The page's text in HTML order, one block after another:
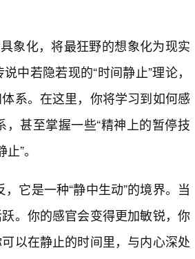
象化，将最狂野的想象化为现实
中若隐若现的“时间静止”理论，
系。在这里，你将学习到如何感
甚至掌握一些“精神上的暂停技
”。
它是一种“静中生动”的境界。当
。你的感官会变得更加敏锐，你
以在静止的时间里，与内心深处